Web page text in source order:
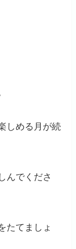
しめる月が続
んでくださ
たてましょ